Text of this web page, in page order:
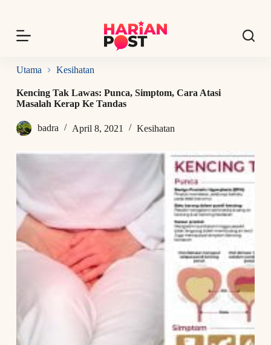
p
o
o
n
n
Utama Kesihatan
Kencing Tak Lawas: Punca, Simptom, Cara Atasi
Masalah Kerap Ke Tandas
badra April 8, 2021 Kesihatan